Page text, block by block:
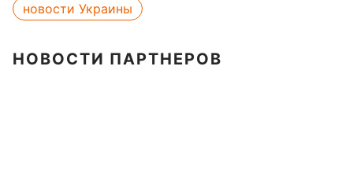
новости Украины
НОВОСТИ ПАРТНЕРОВ